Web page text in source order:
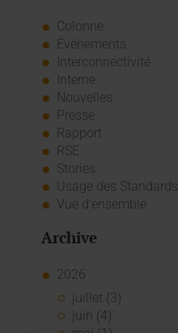
Colonne
Événements
Interconnectivité
Interne
Nouvelles
Presse
Rapport
RSE
Stories
Usage des Standards
Vue d'ensemble
Archive
2026
juillet (3)
juin (4)